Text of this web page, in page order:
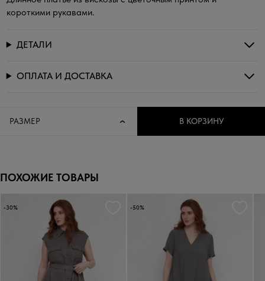
короткими рукавами.
ДЕТАЛИ
ОПЛАТА И ДОСТАВКА
РАЗМЕР В КОРЗИНУ
ПОХОЖИЕ ТОВАРЫ
-30% -50%